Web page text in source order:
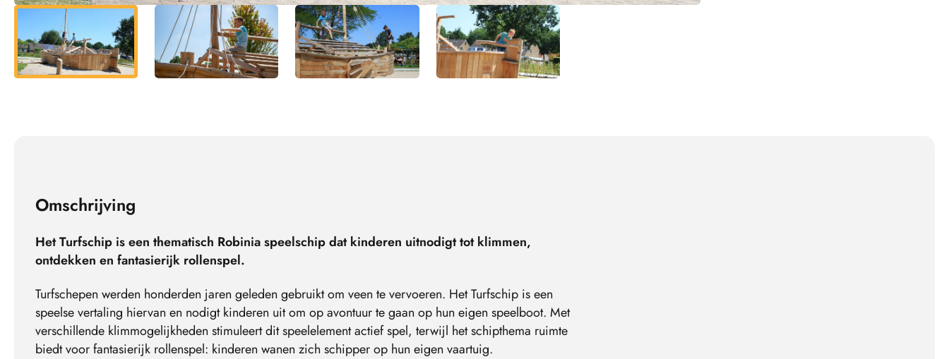
Omschrijving
Het Turfschip is een thematisch Robinia speelschip dat kinderen uitnodigt tot klimmen,
ontdekken en fantasierijk rollenspel.
Turfschepen werden honderden jaren geleden gebruikt om veen te vervoeren. Het Turfschip is een
speelse vertaling hiervan en nodigt kinderen uit om op avontuur te gaan op hun eigen speelboot. Met
verschillende klimmogelijkheden stimuleert dit speelelement actief spel, terwijl het schipthema ruimte
biedt voor fantasierijk rollenspel: kinderen wanen zich schipper op hun eigen vaartuig.